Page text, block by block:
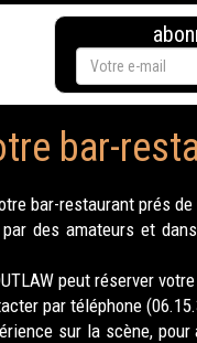
bar-
bar-restaurant prés de
des amateurs et
peut réserver
par téléphone
sur la scène,